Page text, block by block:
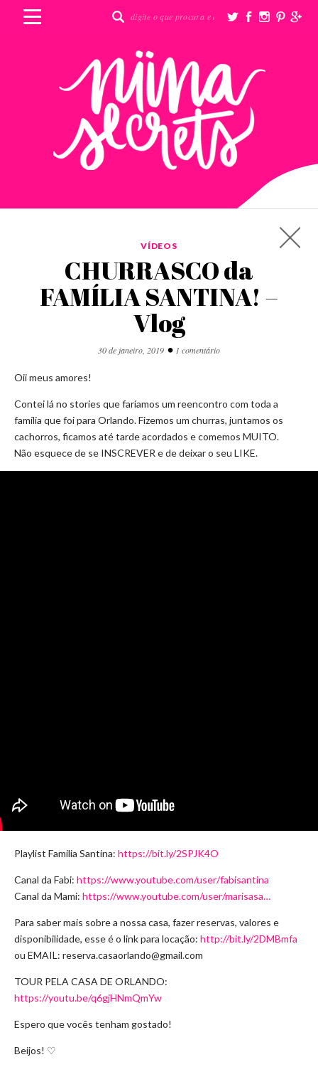
VÍDEOS
CHURRASCO da
FAMÍLIA SANTINA! –
Vlog
30 de janeiro, 2019 • 1 comentário
Oii meus amores!
Contei lá no stories que faríamos um reencontro com toda a
família que foi para Orlando. Fizemos um churras, juntamos os
cachorros, ficamos até tarde acordados e comemos MUITO.
Não esquece de se INSCREVER e de deixar o seu LIKE.
Playlist Familia Santina: https://bit.ly/2SPJK4O
Canal da Fabi: https://www.youtube.com/user/fabisantina
Canal da Mami: https://www.youtube.com/user/marisasa…
Para saber mais sobre a nossa casa, fazer reservas, valores e
disponibilidade, esse é o link para locação: http://bit.ly/2DMBmfa
ou EMAIL: reserva.casaorlando@gmail.com
TOUR PELA CASA DE ORLANDO:
https://youtu.be/q6gjHNmQmYw
Espero que vocês tenham gostado!
Beijos! ♡